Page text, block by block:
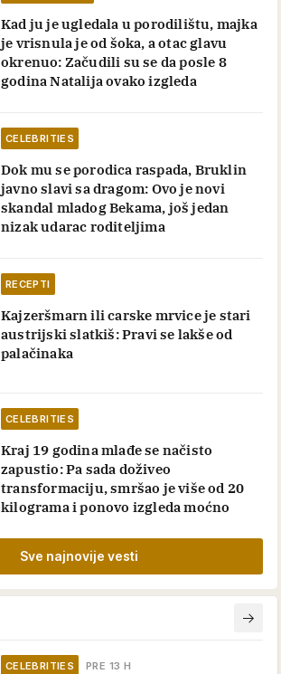
Kad ju je ugledala u porodilištu, majka
je vrisnula je od šoka, a otac glavu
okrenuo: Začudili su se da posle 8
godina Natalija ovako izgleda
CELEBRITIES
Dok mu se porodica raspada, Bruklin
javno slavi sa dragom: Ovo je novi
skandal mladog Bekama, još jedan
nizak udarac roditeljima
RECEPTI
Kajzeršmarn ili carske mrvice je stari
austrijski slatkiš: Pravi se lakše od
palačinaka
CELEBRITIES
Kraj 19 godina mlađe se načisto
zapustio: Pa sada doživeo
transformaciju, smršao je više od 20
kilograma i ponovo izgleda moćno
Sve najnovije vesti
CELEBRITIES PRE 13 H